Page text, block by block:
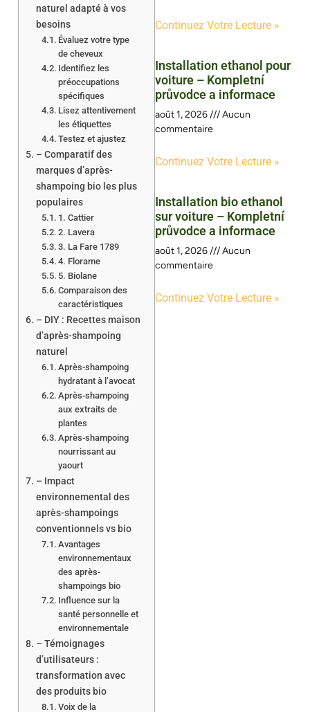
naturel adapté à vos
besoins
Évaluez votre type
de cheveux
Identifiez les
préoccupations
spécifiques
Lisez attentivement
les étiquettes
Testez et ajustez
– Comparatif des
marques d’après-
shampoing bio les plus
populaires
1. Cattier
2. Lavera
3. La Fare 1789
4. Florame
5. Biolane
Comparaison des
caractéristiques
– DIY : Recettes maison
d’après-shampoing
naturel
Après-shampoing
hydratant à l’avocat
Après-shampoing
aux extraits de
plantes
Après-shampoing
nourrissant au
yaourt
– Impact
environnemental des
après-shampoings
conventionnels vs bio
Avantages
environnementaux
des après-
shampoings bio
Influence sur la
santé personnelle et
environnementale
– Témoignages
d’utilisateurs :
transformation avec
des produits bio
Voix de la
Continuez Votre Lecture »
Installation ethanol pour
voiture – Kompletní
průvodce a informace
août 1, 2026
Aucun
commentaire
Continuez Votre Lecture »
Installation bio ethanol
sur voiture – Kompletní
průvodce a informace
août 1, 2026
Aucun
commentaire
Continuez Votre Lecture »